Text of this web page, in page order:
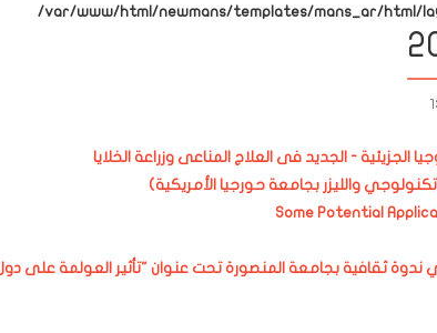
/var/www/html/newmans/templates/mans_ar/html/
الجزيئية - الجديد فى العلاج المناعى وزراعة الخلايا
والليزر بجامعة حورجيا الأمريكية)
ندوة ثقافية بجامعة المنصورة تحت عنوان "تأثير العولمة على دول